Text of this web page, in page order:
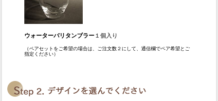
ウォーターバリタンブラー１個入り
（ペアセットをご希望の場合は、ご注文数２にして、通信欄でペア希望とご
指定ください）